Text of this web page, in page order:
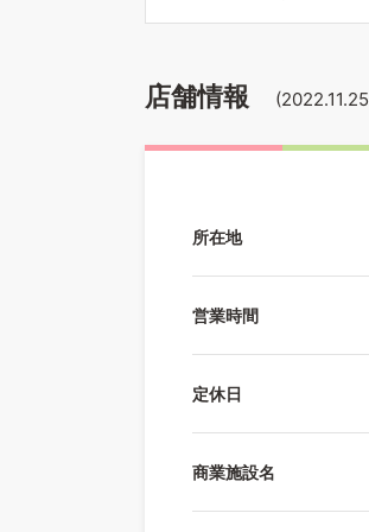
店舗情報 (2022.11.25
所在地
営業時間
定休日
商業施設名